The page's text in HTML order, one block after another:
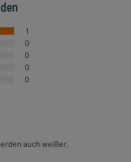
1
0
0
0
0
auch weißer.